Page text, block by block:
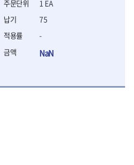
1 EA
75
-
NaN